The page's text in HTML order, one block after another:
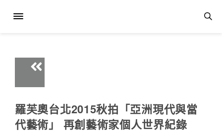
羅芙奧台北2015秋拍「亞洲現代與當
代藝術」 再創藝術家個人世界紀錄